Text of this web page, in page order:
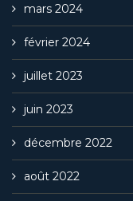
mars 2024
février 2024
juillet 2023
juin 2023
décembre 2022
août 2022